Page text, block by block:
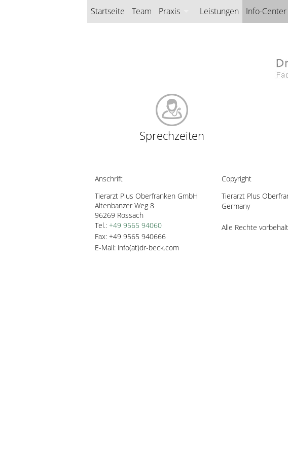
Startseite Team Praxis
Röntgen Dental
Operation
Leistungen Info-Center
Sprechzeiten
Anschrift
Tierarzt Plus Oberfranken GmbH
Altenbanzer Weg 8
96269 Rossach
Tel.: +49 9565 94060
Fax: +49 9565 940666
E-Mail: info(at)dr-beck.com
Copyright
Tierarzt Plus
Germany
Alle Rechte